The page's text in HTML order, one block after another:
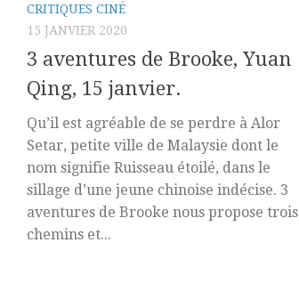
CRITIQUES CINÉ
15 JANVIER 2020
3 aventures de Brooke, Yuan
Qing, 15 janvier.
Qu’il est agréable de se perdre à Alor
Setar, petite ville de Malaysie dont le
nom signifie Ruisseau étoilé, dans le
sillage d’une jeune chinoise indécise. 3
aventures de Brooke nous propose trois
chemins et...